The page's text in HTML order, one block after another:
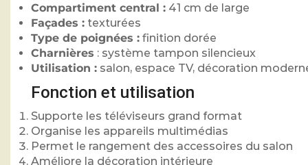
Compartiment central : 41 cm de large
Façades : texturées
Type de poignées : finition dorée
Charnières : système tampon silencieux
Utilisation : salon, espace TV, décoration
Fonction et utilisation
Supporte les téléviseurs grand format
Organise les appareils multimédias
Permet le rangement des accessoires du salon
Améliore la décoration intérieure